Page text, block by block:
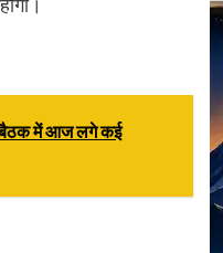
बैठक में आज लगे कई